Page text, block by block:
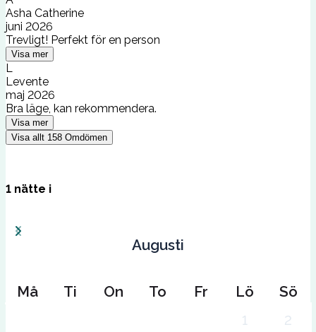
Asha Catherine
juni 2026
Trevligt! Perfekt för en person
Visa mer
L
Levente
maj 2026
Bra läge, kan rekommendera.
Visa mer
Visa allt 158 Omdömen
1 nätte i
Augusti
Må Ti On To Fr Lö Sö
1 2